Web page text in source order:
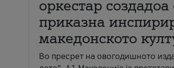
оркестар
приказна
македонското
Во пресрет на овогодишното